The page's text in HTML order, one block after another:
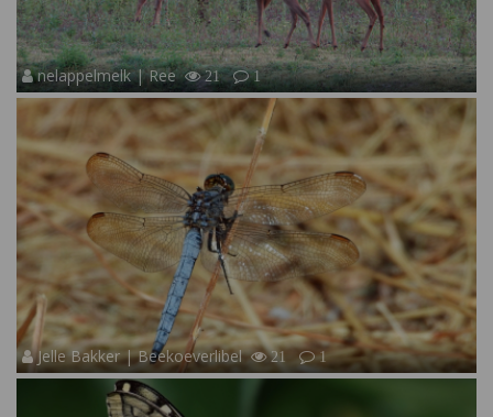
nelappelmelk | Ree 21 1
Jelle Bakker | Beekoeverlibel 21 1